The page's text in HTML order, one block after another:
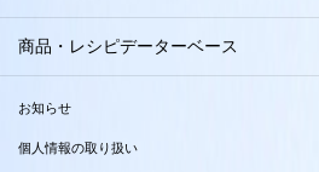
商品・レシピデーターベース
お知らせ
個人情報の取り扱い